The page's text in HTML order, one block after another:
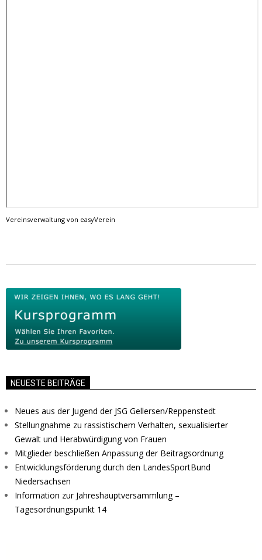
Vereinsverwaltung von easyVerein
18
NEUESTE BEITRÄGE
Neues aus der Jugend der JSG Gellersen/Reppenstedt
Stellungnahme zu rassistischem Verhalten, sexualisierter
Gewalt und Herabwürdigung von Frauen
Mitglieder beschließen Anpassung der Beitragsordnung
Entwicklungsförderung durch den LandesSportBund
Niedersachsen
Information zur Jahreshauptversammlung –
Tagesordnungspunkt 14